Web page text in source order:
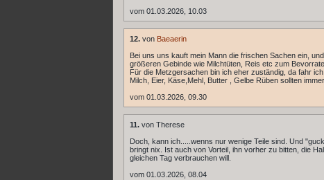
vom 01.03.2026, 10.03
12. von Baeaerin
Bei uns uns kauft mein Mann die frischen Sachen ein,
größeren Gebinde wie Milchtüten, Reis etc zum
Für die Metzgersachen bin ich eher zuständig, da fahr
Milch, Eier, Käse,Mehl, Butter , Gelbe Rüben sollten
vom 01.03.2026, 09.30
11. von Therese
Doch, kann ich.....wenns nur wenige Teile sind. Und
bringt nix. Ist auch von Vorteil, ihn vorher zu bitten, die
gleichen Tag verbrauchen will.
vom 01.03.2026, 08.04